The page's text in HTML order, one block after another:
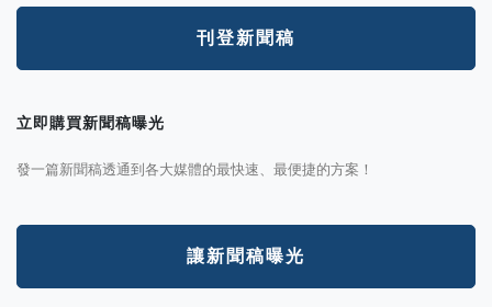
刊登新聞稿
立即購買新聞稿曝光
發一篇新聞稿透通到各大媒體的最快速、最便捷的方案！
讓新聞稿曝光